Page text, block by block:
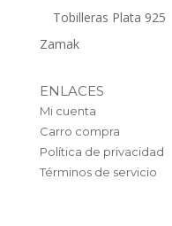
Tobilleras Plata 925
Zamak
ENLACES
Mi cuenta
Carro compra
Política de privacidad
Términos de servicio